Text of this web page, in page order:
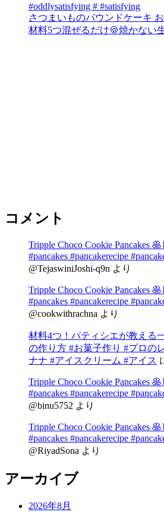
#oddlysatisfying # #satisfying⁠
さつまいものパウンドケーキ
材料5つ混ぜるだけ🍪焼かない
コメント
Tripple Choco Cookie Pancakes
#pancakes #pancakerecipe
@TejaswiniJoshi-q9n より
Tripple Choco Cookie Pancakes
#pancakes #pancakerecipe
@cookwithrachna より
材料4つ！パティシエが教える
の作り方 #お菓子作り #プロの
ナナ #アイスクリーム #アイス
Tripple Choco Cookie Pancakes
#pancakes #pancakerecipe
@binu5752 より
Tripple Choco Cookie Pancakes
#pancakes #pancakerecipe
@RiyadSona より
アーカイブ
2026年8月